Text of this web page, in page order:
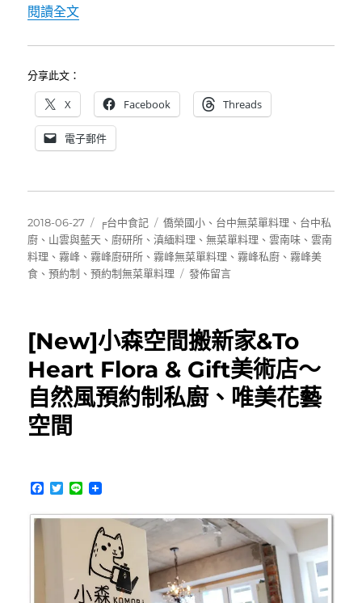
閱讀全文〈廚研所～霧峰巷弄間有雲南風味的中菜私廚、
分享此文：
X Facebook Threads
電子郵件
發
佈
日
期:
2018-06-27
分
類
╒台中食記
標
籤
僑榮國小 、 台中無菜單料理 、 台中私
廚 、 山雲與藍天 、 廚研所 、滇緬料理 、無菜單料理 、雲南味 、雲南
料理 、霧峰 、霧峰廚研所 、霧峰無菜單料理 、霧峰私廚 、霧峰美
食 、預約制 、預約制無菜單料理
在
～
峰
巷
弄
中
菜
私
廚、
發佈留言
[New]小森空間搬新家&To
Heart Flora & Gift美術店～
自然風預約制私廚、唯美花藝
空間
F
c
T
i
L
n